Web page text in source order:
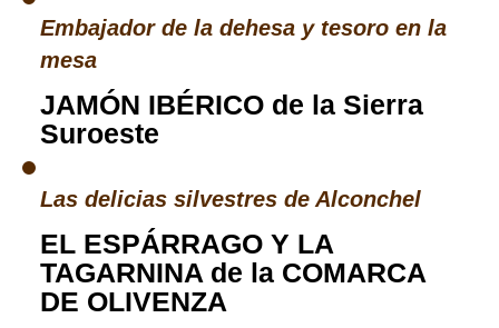
Embajador de la dehesa y tesoro en la
mesa
JAMÓN IBÉRICO de la Sierra
Suroeste
Las delicias silvestres de Alconchel
EL ESPÁRRAGO Y LA
TAGARNINA de la COMARCA
DE OLIVENZA